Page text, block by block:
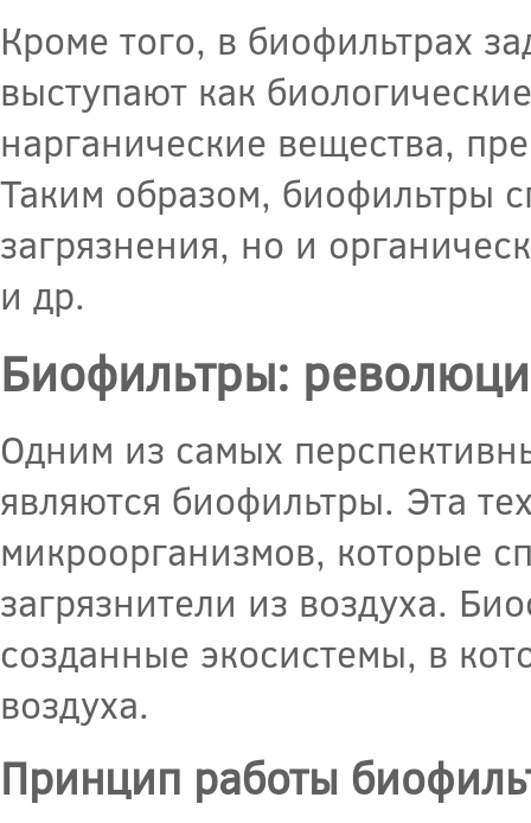
Кроме того, в биофильтрах
выступают как
нарганические вещества,
Таким образом, биофильтры
загрязнения, но и
и др.
Биофильтры:
Одним из самых
являются биофильтры. Эта
микроорганизмов, которые
загрязнители из воздуха.
созданные экосистемы, в
воздуха.
Принцип работы